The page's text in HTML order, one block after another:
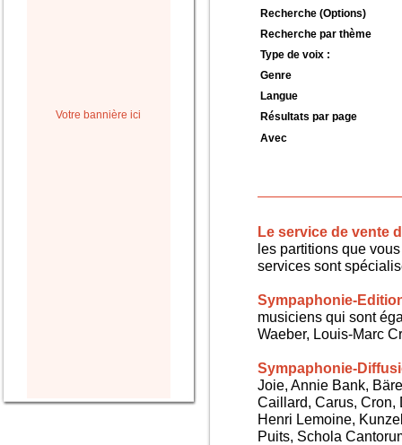
Votre bannière ici
Recherche (Options)
Recherche par thème
Type de voix :
Genre
Langue
Résultats par page
Avec
Le service de vente
les partitions que
services sont
Sympaphonie-
musiciens qui sont
Waeber, Louis-Marc
Sympaphonie-
Joie, Annie Bank,
Caillard, Carus, Cron,
Henri Lemoine,
Puits, Schola